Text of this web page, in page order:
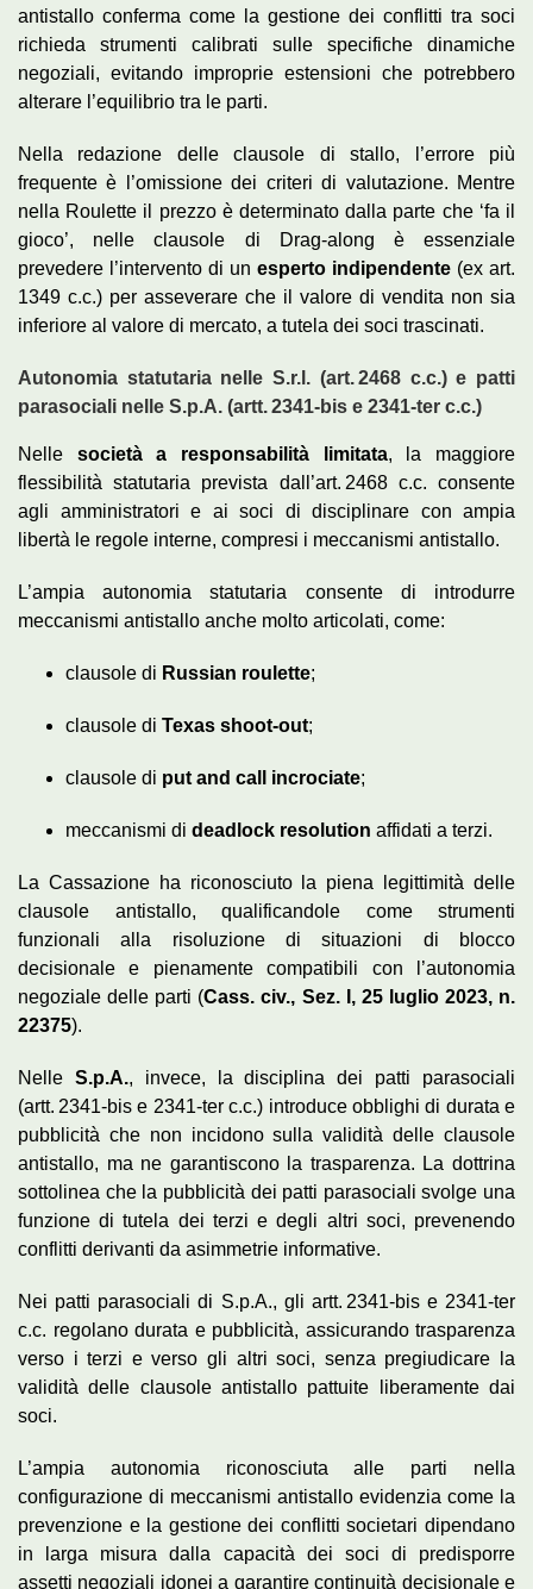
antistallo conferma come la gestione dei conflitti tra soci
richieda strumenti calibrati sulle specifiche dinamiche
negoziali, evitando improprie estensioni che potrebbero
alterare l’equilibrio tra le parti.
Nella redazione delle clausole di stallo, l’errore più
frequente è l’omissione dei criteri di valutazione. Mentre
nella Roulette il prezzo è determinato dalla parte che ‘fa il
gioco’, nelle clausole di Drag-along è essenziale
prevedere l’intervento di un esperto indipendente (ex art.
1349 c.c.) per asseverare che il valore di vendita non sia
inferiore al valore di mercato, a tutela dei soci trascinati.
Autonomia statutaria nelle S.r.l. (art. 2468 c.c.) e patti
parasociali nelle S.p.A. (artt. 2341-bis e 2341-ter c.c.)
Nelle società a responsabilità limitata, la maggiore
flessibilità statutaria prevista dall’art. 2468 c.c. consente
agli amministratori e ai soci di disciplinare con ampia
libertà le regole interne, compresi i meccanismi antistallo.
L’ampia autonomia statutaria consente di introdurre
meccanismi antistallo anche molto articolati, come:
clausole di Russian roulette;
clausole di Texas shoot-out;
clausole di put and call incrociate;
meccanismi di deadlock resolution affidati a terzi.
La Cassazione ha riconosciuto la piena legittimità delle
clausole antistallo, qualificandole come strumenti
funzionali alla risoluzione di situazioni di blocco
decisionale e pienamente compatibili con l’autonomia
negoziale delle parti (Cass. civ., Sez. I, 25 luglio 2023, n.
22375).
Nelle S.p.A., invece, la disciplina dei patti parasociali
(artt. 2341-bis e 2341-ter c.c.) introduce obblighi di durata e
pubblicità che non incidono sulla validità delle clausole
antistallo, ma ne garantiscono la trasparenza. La dottrina
sottolinea che la pubblicità dei patti parasociali svolge una
funzione di tutela dei terzi e degli altri soci, prevenendo
conflitti derivanti da asimmetrie informative.
Nei patti parasociali di S.p.A., gli artt. 2341-bis e 2341-ter
c.c. regolano durata e pubblicità, assicurando trasparenza
verso i terzi e verso gli altri soci, senza pregiudicare la
validità delle clausole antistallo pattuite liberamente dai
soci.
L’ampia autonomia riconosciuta alle parti nella
configurazione di meccanismi antistallo evidenzia come la
prevenzione e la gestione dei conflitti societari dipendano
in larga misura dalla capacità dei soci di predisporre
assetti negoziali idonei a garantire continuità decisionale e